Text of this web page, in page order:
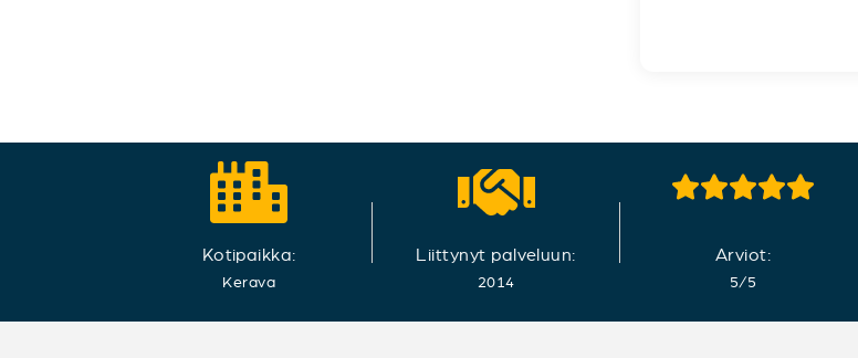
Kotipaikka:
Kerava
Liittynyt palveluun:
2014
Arviot:
5/5